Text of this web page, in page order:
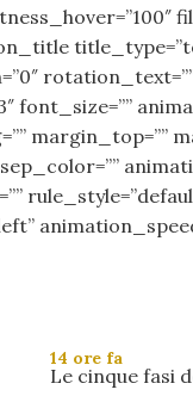
margin_top=””
14 ore fa
Le cinque fasi